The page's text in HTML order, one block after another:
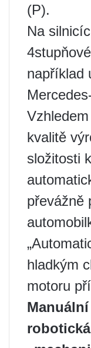
(P).
Na
například
kvalitě
složitosti
převážně
hladkým
motoru